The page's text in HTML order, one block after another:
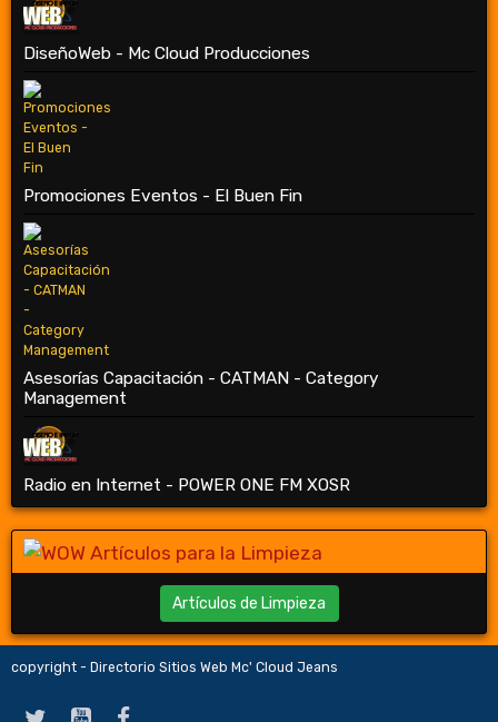
DiseñoWeb - Mc Cloud Producciones
Promociones Eventos - El Buen Fin
Asesorías Capacitación - CATMAN - Category
Management
Radio en Internet - POWER ONE FM XOSR
Artículos de Limpieza
copyright - Directorio Sitios Web Mc' Cloud Jeans